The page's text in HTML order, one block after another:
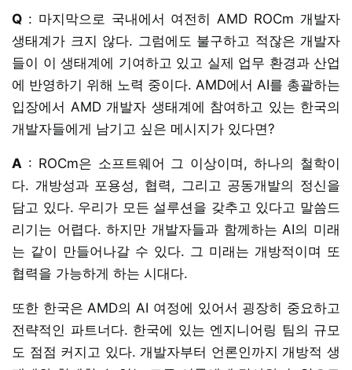
Q : 마지막으로 국내에서 여전히 AMD ROCm 개발자
생태계가 크지 않다. 그럼에도 불구하고 적잖은 개발자
들이 이 생태계에 기여하고 있고 실제 업무 환경과 산업
에 반영하기 위해 노력 중이다. AMD에서 AI를 총괄하는
입장에서 AMD 개발자 생태계에 참여하고 있는 한국의
개발자들에게 남기고 싶은 메시지가 있다면?
A : ROCm은 소프트웨어 그 이상이며, 하나의 철학이
다. 개방성과 포용성, 협력, 그리고 공동개발의 정신을
담고 있다. 우리가 모든 설루션을 갖추고 있다고 말씀드
리기는 어렵다. 하지만 개발자들과 함께하는 AI의 미래
는 같이 만들어나갈 수 있다. 그 미래는 개방적이며 또
협력을 가능하게 하는 시대다.
또한 한국은 AMD의 AI 여정에 있어서 굉장히 중요하고
전략적인 파트너다. 한국에 있는 엔지니어링 팀의 규모
도 점점 커지고 있다. 개발자부터 언론인까지 개방적 생